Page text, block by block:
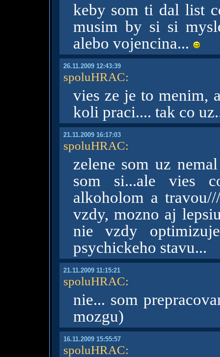
keby som ti dal list
musim by si si
alebo vojencina...
26.11.2009 12:43:39
spoluHRAC:
vies ze je to menim,
koli praci.... tak co
21.11.2009 16:17:03
spoluHRAC:
zelene som uz
som si...ale vies
alkoholom a
vzdy, mozno aj
nie vzdy
psychickeho stavu...
21.11.2009 11:15:21
spoluHRAC:
nie... som
mozgu)
16.11.2009 15:55:57
spoluHRAC: